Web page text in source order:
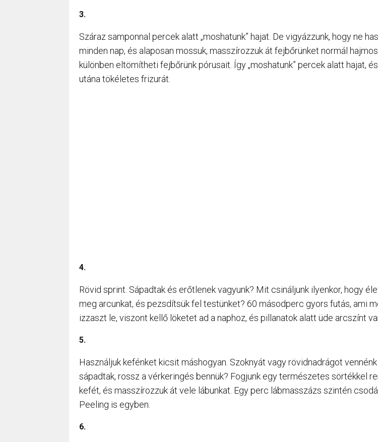
3.
Száraz samponnal percek alatt „moshatunk” hajat. De vigyázzunk, hogy ne
minden nap, és alaposan mossuk, masszírozzuk át fejbőrünket normál
különben eltömítheti fejbőrünk pórusait. Így „moshatunk” percek alatt hajat,
utána tökéletes frizurát.
4.
Rövid sprint. Sápadtak és erőtlenek vagyunk? Mit csináljunk ilyenkor, hogy
meg arcunkat, és pezsdítsük fel testünket? 60 másodperc gyors futás, ami
izzaszt le, viszont kellő löketet ad a naphoz, és pillanatok alatt üde arcszínt
5.
Használjuk kefénket kicsit máshogyan. Szoknyát vagy rövidnadrágot
sápadtak, rossz a vérkeringés bennük? Fogjunk egy természetes sörtékkel
kefét, és masszírozzuk át vele lábunkat. Egy perc lábmasszázs szintén
Peeling is egyben.
6.